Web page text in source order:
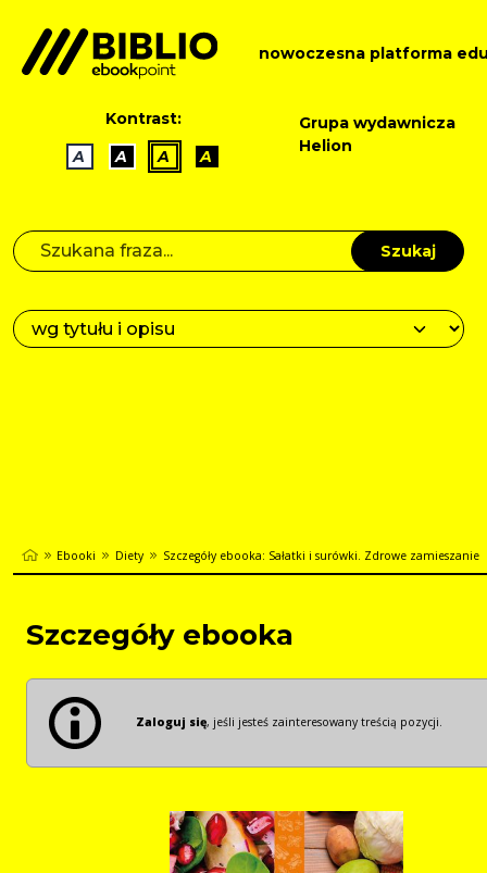
nowoczesna platforma
Kontrast:
A
A A A
Grupa wydawnicza
Helion
Szukaj
Ebooki Diety Szczegóły ebooka: Sałatki i surówki. Zdrowe zamieszanie
Szczegóły ebooka
Zaloguj się, jeśli jesteś zainteresowany treścią pozycji.